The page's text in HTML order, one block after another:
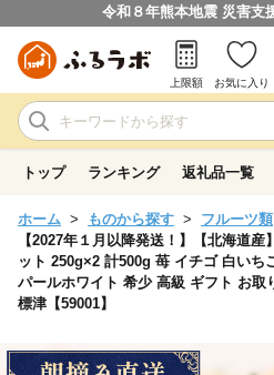
令和８年熊本地震 災害支
上限額 お気に入り
トップ ランキング 返礼品一覧
ホーム ものから探す フルーツ類
【2027年１月以降発送！】【北海道
ット 250g×2 計500g 苺 イチゴ 白いち
パールホワイト 希少 高級 ギフト お取
標津【59001】